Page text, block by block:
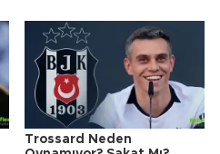
Trossard Neden